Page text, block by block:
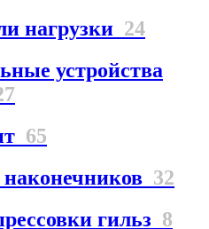
нагрузки 24
устройства
65
32
гильз 8